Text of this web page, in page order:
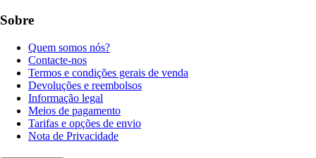
Sobre
Quem somos nós?
Contacte-nos
Termos e condições gerais de venda
Devoluções e reembolsos
Informação legal
Meios de pagamento
Tarifas e opções de envio
Nota de Privacidade